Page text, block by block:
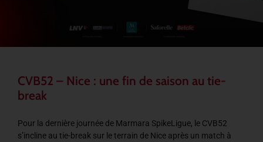
CVB52 – Nice : une fin de saison au tie-
break
Pour la dernière journée de Marmara SpikeLigue, le CVB52
s’incline au tie-break sur le terrain de Nice après un match à